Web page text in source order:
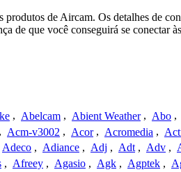
de Aircam. Os detalhes de
de que você conseguirá se conectar
, Abelcam , Abient Weather , Abo ,
, Acm-v3002 , Acor , Acromedia ,
Adeco , Adiance , Adj , Adt , Adv ,
, Afreey , Agasio , Agk , Agptek ,